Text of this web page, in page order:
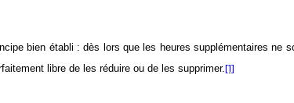
bien établi : dès lors que les heures supplémentaires ne
libre de les réduire ou de les supprimer.[1]